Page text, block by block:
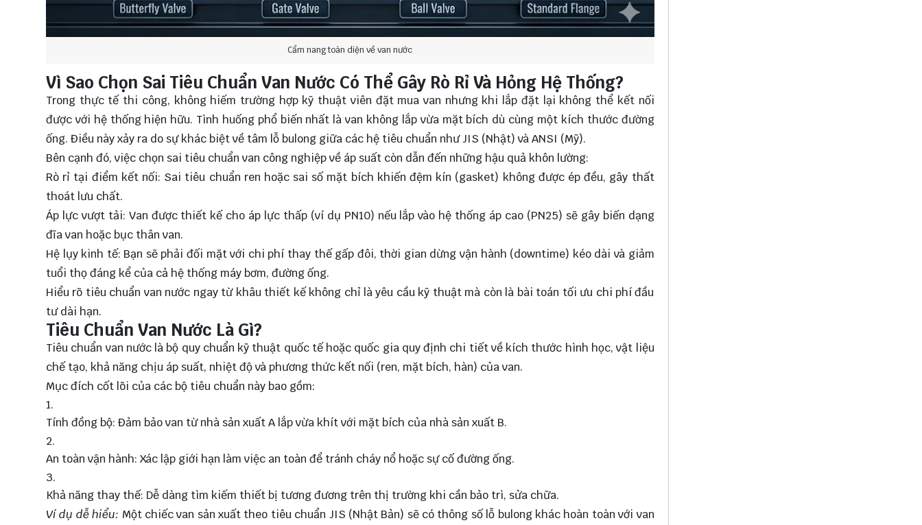
Cẩm nang toàn diện về van nước
Vì Sao Chọn Sai Tiêu Chuẩn Van Nước Có Thể Gây Rò Rỉ Và Hỏng Hệ Thống?
Trong thực tế thi công, không hiếm trường hợp kỹ thuật viên đặt mua van nhưng khi lắp đặt lại không thể kết nối
được với hệ thống hiện hữu. Tình huống phổ biến nhất là van không lắp vừa mặt bích dù cùng một kích thước đường
ống. Điều này xảy ra do sự khác biệt về tâm lỗ bulong giữa các hệ tiêu chuẩn như JIS (Nhật) và ANSI (Mỹ).
Bên cạnh đó, việc chọn sai tiêu chuẩn van công nghiệp về áp suất còn dẫn đến những hậu quả khôn lường:
Rò rỉ tại điểm kết nối: Sai tiêu chuẩn ren hoặc sai số mặt bích khiến đệm kín (gasket) không được ép đều, gây thất
thoát lưu chất.
Áp lực vượt tải: Van được thiết kế cho áp lực thấp (ví dụ PN10) nếu lắp vào hệ thống áp cao (PN25) sẽ gây biến dạng
đĩa van hoặc bục thân van.
Hệ lụy kinh tế: Bạn sẽ phải đối mặt với chi phí thay thế gấp đôi, thời gian dừng vận hành (downtime) kéo dài và giảm
tuổi thọ đáng kể của cả hệ thống máy bơm, đường ống.
Hiểu rõ tiêu chuẩn van nước ngay từ khâu thiết kế không chỉ là yêu cầu kỹ thuật mà còn là bài toán tối ưu chi phí đầu
tư dài hạn.
Tiêu Chuẩn Van Nước Là Gì?
Tiêu chuẩn van nước là bộ quy chuẩn kỹ thuật quốc tế hoặc quốc gia quy định chi tiết về kích thước hình học, vật liệu
chế tạo, khả năng chịu áp suất, nhiệt độ và phương thức kết nối (ren, mặt bích, hàn) của van.
Mục đích cốt lõi của các bộ tiêu chuẩn này bao gồm:
Tính đồng bộ: Đảm bảo van từ nhà sản xuất A lắp vừa khít với mặt bích của nhà sản xuất B.
An toàn vận hành: Xác lập giới hạn làm việc an toàn để tránh cháy nổ hoặc sự cố đường ống.
Khả năng thay thế: Dễ dàng tìm kiếm thiết bị tương đương trên thị trường khi cần bảo trì, sửa chữa.
Ví dụ dễ hiểu: Một chiếc van sản xuất theo tiêu chuẩn JIS (Nhật Bản) sẽ có thông số lỗ bulong khác hoàn toàn với van